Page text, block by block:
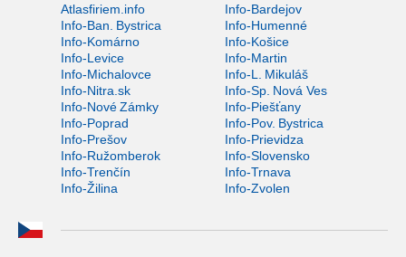
Atlasfiriem.info
Info-Bardejov
Info-Ban. Bystrica
Info-Humenné
Info-Komárno
Info-Košice
Info-Levice
Info-Martin
Info-Michalovce
Info-L. Mikuláš
Info-Nitra.sk
Info-Sp. Nová Ves
Info-Nové Zámky
Info-Piešťany
Info-Poprad
Info-Pov. Bystrica
Info-Prešov
Info-Prievidza
Info-Ružomberok
Info-Slovensko
Info-Trenčín
Info-Trnava
Info-Žilina
Info-Zvolen